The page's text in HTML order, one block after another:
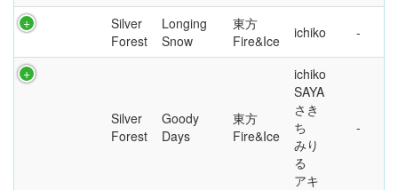
Silver
Forest
Longing
Snow
東方
Fire&Ice
ichiko
Silver
Forest
Goody
Days
東方
Fire&Ice
ichiko
SAYA
さき
ち
みり
る
アキ